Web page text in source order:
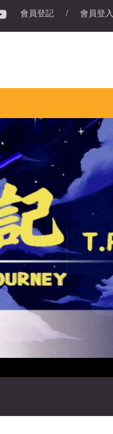
會員登記 / 會員登入